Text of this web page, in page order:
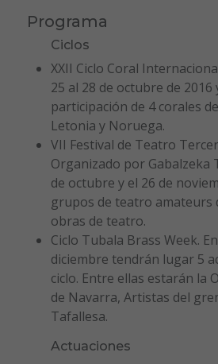
Programa
Ciclos
XXII Ciclo Coral
25 al 28 de octubre de
participación de 4 corales
Letonia y Noruega.
VII Festival de Teatro
Organizado por Gabalzeka
de octubre y el 26 de
grupos de teatro amateurs
obras de teatro.
Ciclo Tubala Brass Week.
diciembre tendrán lugar 5
ciclo. Entre ellas estarán la
de Navarra, Artistas del
Tafallesa.
Actuaciones